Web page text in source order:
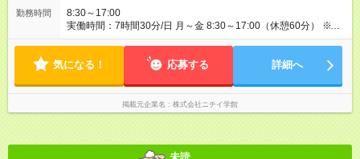
勤務時間
8:30～17:00
実働時間：7時間30分/日 月～金 8:30～17:00（休憩60分） ※扶
養内勤務OK（週3日～OK）！
気になる！ 応募する 詳細へ
掲載元企業名 株式会社ニチイ学館